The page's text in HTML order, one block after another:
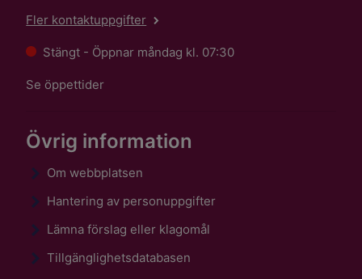
Fler kontaktuppgifter
Stängt - Öppnar måndag kl. 07:30
Se öppettider
Övrig information
Om webbplatsen
Hantering av personuppgifter
Lämna förslag eller klagomål
Tillgänglighetsdatabasen